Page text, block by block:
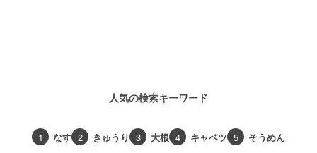
人気の検索キーワード
1 なす 2 きゅうり 3 大根 4 キャベツ 5 そうめん